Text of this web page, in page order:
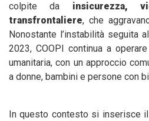
colpite da insicurezza,
transfrontaliere, che
Nonostante l’instabilità seguita
2023, COOPI continua a
umanitaria, con un approccio
a donne, bambini e persone con
In questo contesto si inserisce